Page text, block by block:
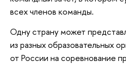
всех членов команды.
Одну страну может
из разных образовательных
от России на соревнование